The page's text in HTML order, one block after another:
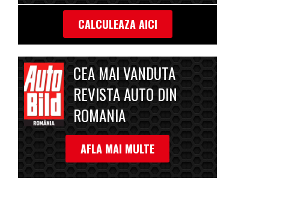
CALCULEAZA AICI
CEA MAI VANDUTA
REVISTA AUTO DIN
ROMANIA
AFLA MAI MULTE